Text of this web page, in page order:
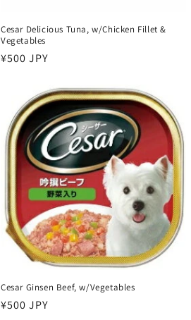
Cesar Delicious Tuna, w/Chicken Fillet &
Vegetables
سعر
¥500 JPY
Cesar Ginsen Beef, w/Vegetables
سعر
¥500 JPY